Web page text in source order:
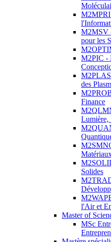
M2MPRI
M2MSV
pour les
M2PIC -
des
Finance
Lumière,
Solides
l'Air et
Master of
MSc